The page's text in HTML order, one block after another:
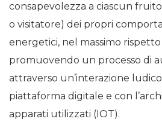
consapevolezza a ciascun
o visitatore) dei propri
energetici, nel massimo
promuovendo un processo di
attraverso un’interazione
piattaforma digitale e con
apparati utilizzati (IOT).